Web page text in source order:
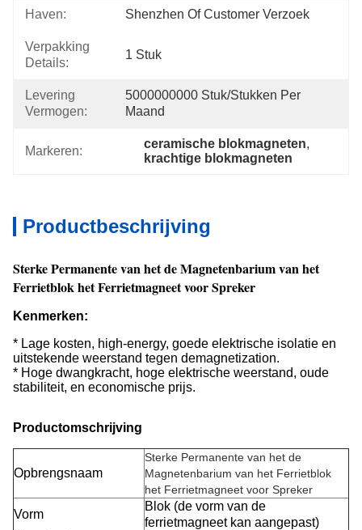
Haven: Shenzhen Of Customer Verzoek
Verpakking
Details:
1 Stuk
Levering
Vermogen:
5000000000 Stuk/Stukken Per
Maand
Markeren:
ceramische blokmagneten,
krachtige blokmagneten
Productbeschrijving
Sterke Permanente van het de Magnetenbarium van het
Ferrietblok het Ferrietmagneet voor Spreker
Kenmerken:
* Lage kosten, high-energy, goede elektrische isolatie en
uitstekende weerstand tegen demagnetization.
* Hoge dwangkracht, hoge elektrische weerstand, oude
stabiliteit, en economische prijs.
Productomschrijving
Opbrengsnaam
Sterke Permanente van het de
Magnetenbarium van het Ferrietblok
het Ferrietmagneet voor Spreker
Vorm
Blok (de vorm van de
ferrietmagneet kan aangepast)